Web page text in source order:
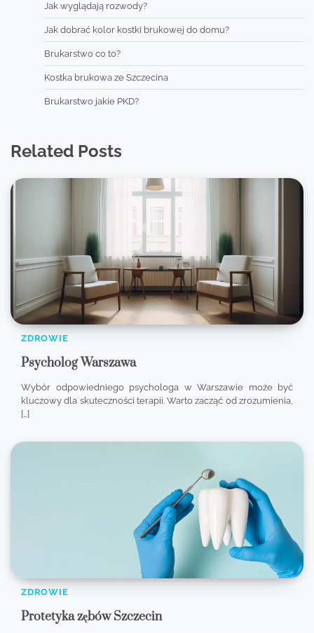
Jak wyglądają rozwody?
Jak dobrać kolor kostki brukowej do domu?
Brukarstwo co to?
Kostka brukowa ze Szczecina
Brukarstwo jakie PKD?
Related Posts
ZDROWIE
Psycholog Warszawa
Wybór odpowiedniego psychologa w Warszawie może być
kluczowy dla skuteczności terapii. Warto zacząć od zrozumienia,
[…]
ZDROWIE
Protetyka zębów Szczecin